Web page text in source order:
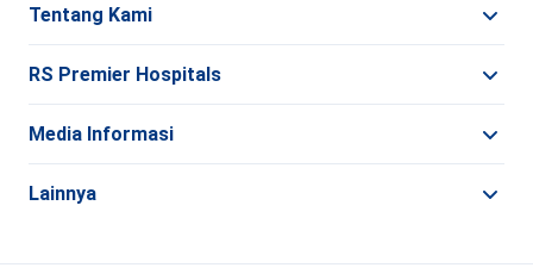
Tentang Kami
RS Premier Hospitals
Media Informasi
Lainnya